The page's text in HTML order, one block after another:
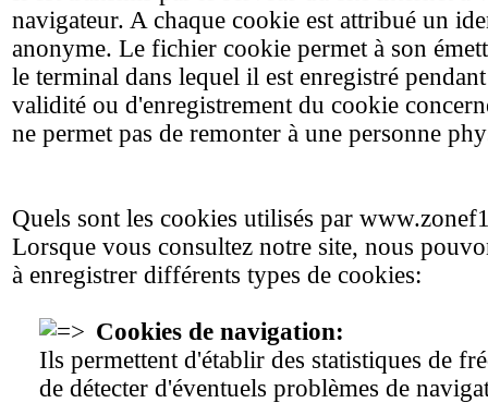
navigateur. A chaque cookie est attribué un
anonyme. Le fichier cookie permet à son
le terminal dans lequel il est enregistré
validité ou d'enregistrement du cookie
ne permet pas de remonter à une personne
Quels sont les cookies utilisés par
Lorsque vous consultez notre site, nous
à enregistrer différents types de cookies:
Cookies de navigation:
Ils permettent d'établir des statistiques de
de détecter d'éventuels problèmes de